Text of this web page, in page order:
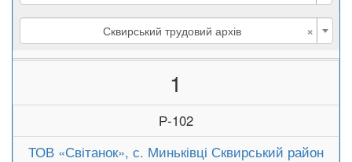
×
Сквирський трудовий архів
1
Р-102
ТОВ «Світанок», с. Миньківці Сквирський район